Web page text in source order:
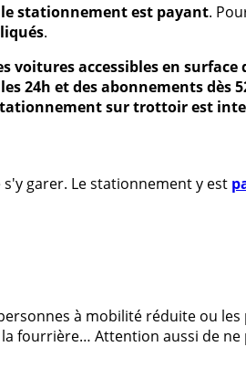
le stationnement est payant.
.
voitures accessibles en
24h et des abonnements dès
stationnement sur trottoir est
garer. Le stationnement y est
à mobilité réduite ou
fourrière… Attention aussi de